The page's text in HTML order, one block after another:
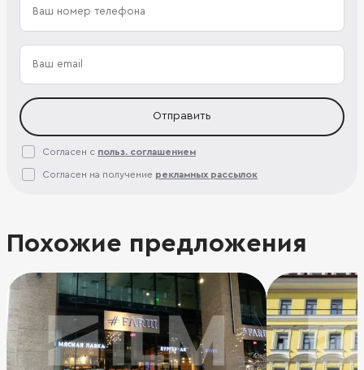
Отправить
Согласен с польз. соглашением
Согласен на получение рекламных рассылок
Похожие предложения